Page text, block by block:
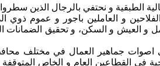
الطبقية و نحتفي بالرجال الذين
و العاملين باجور و عموم ذوي
و السكن، و تحقيق الضمانات
اصوات جماهير العمال في مختلف
في القطاعين العام و الخاص